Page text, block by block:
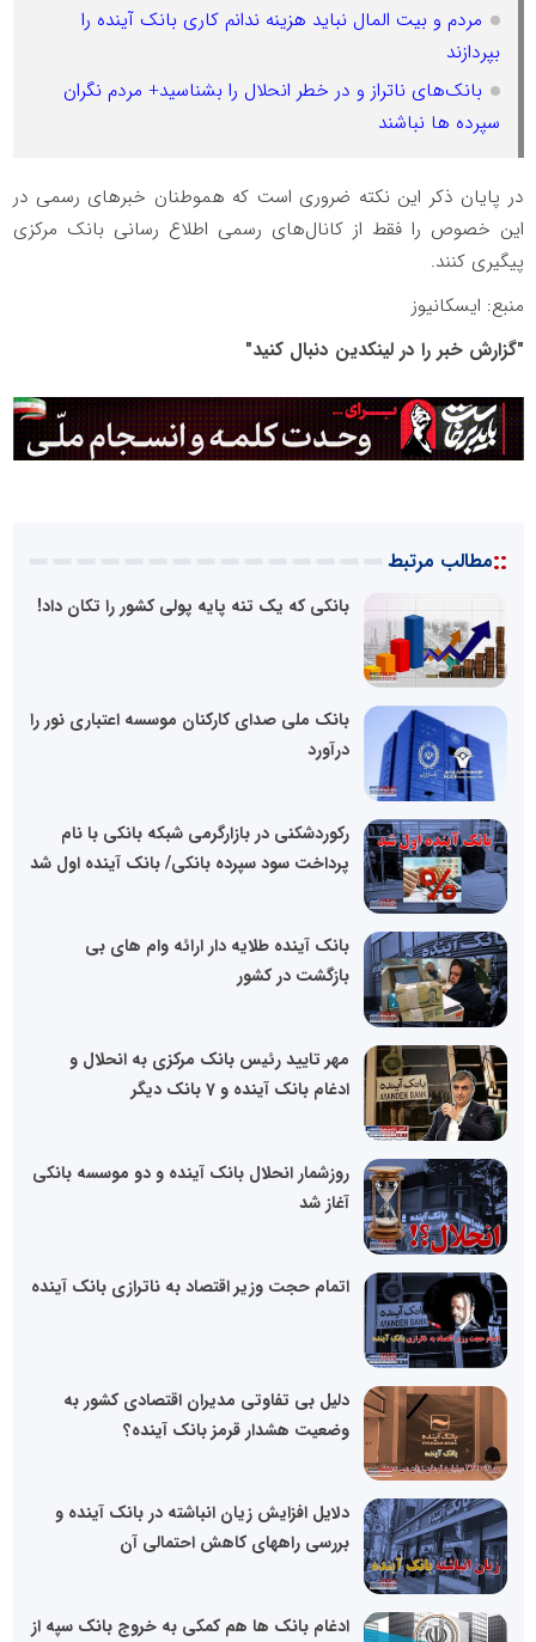
مردم و بیت المال نباید هزینه ندانم کاری بانک آینده را
بپردازند
بانک‌های ناتراز و در خطر انحلال را بشناسید+ مردم نگران
سپرده ها نباشند
در پایان ذکر این نکته ضروری است که هموطنان خبرهای رسمی در
این خصوص را فقط از کانال‌های رسمی اطلاع رسانی بانک مرکزی
پیگیری کنند.
منبع: ایسکانیوز
"گزارش خبر را در لینکدین دنبال کنید"
::مطالب مرتبط
بانکی که یک تنه پایه پولی کشور را تکان داد!
بانک ملی صدای کارکنان موسسه اعتباری نور را
درآورد
رکوردشکنی در بازارگرمی شبکه بانکی با نام
پرداخت سود سپرده بانکی/ بانک آینده اول شد
بانک آینده طلایه دار ارائه وام های بی
بازگشت در کشور
مهر تایید رئیس بانک مرکزی به انحلال و
ادغام بانک آینده و 7 بانک دیگر
روزشمار انحلال بانک آینده و دو موسسه بانکی
آغاز شد
اتمام حجت وزیر اقتصاد به ناترازی بانک آینده
دلیل بی تفاوتی مدیران اقتصادی کشور به
وضعیت هشدار قرمز بانک آینده؟
دلایل افزایش زیان انباشته در بانک آینده و
بررسی راههای کاهش احتمالی آن
ادغام بانک ها هم کمکی به خروج بانک سپه از